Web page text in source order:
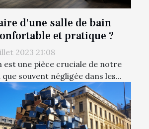
d'une salle de bain
et pratique ?
2023 21:08
est une pièce cruciale de notre
souvent négligée dans les...